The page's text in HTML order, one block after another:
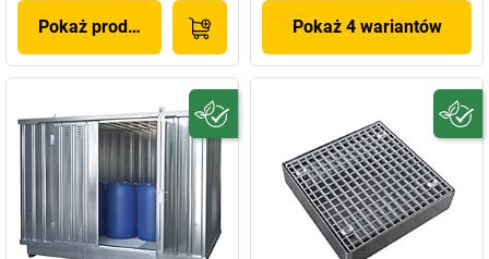
Pokaż produkt Pokaż 4 wariantów